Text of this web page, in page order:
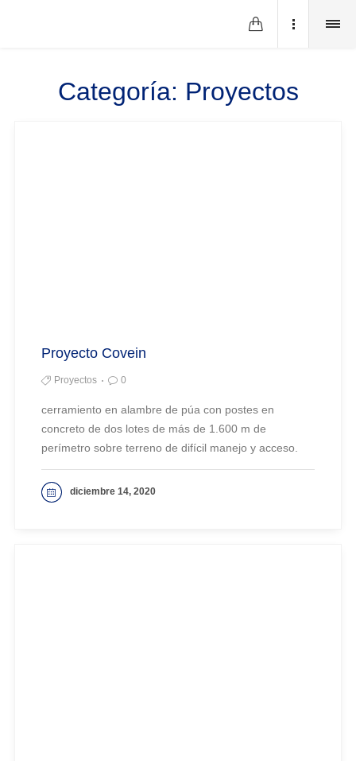
Categoría: Proyectos
Proyecto Covein
Proyectos 0
cerramiento en alambre de púa con postes en
concreto de dos lotes de más de 1.600 m de
perímetro sobre terreno de difícil manejo y acceso.
diciembre 14, 2020
VER MAS